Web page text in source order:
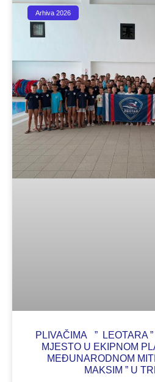
Arhiva 2026
PLIVAČIMA ” LEOTARA
MJESTO U EKIPNOM
MEĐUNARODNOM
MAKSIM ” U